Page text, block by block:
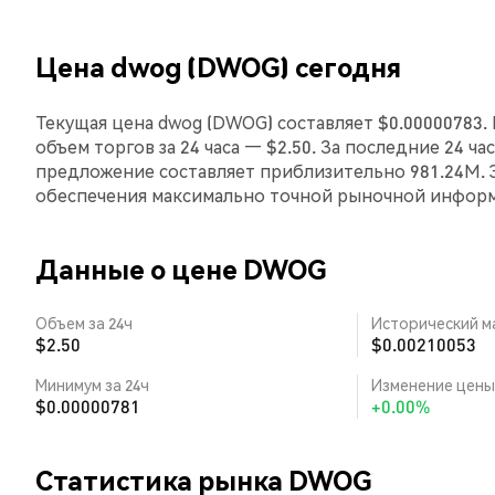
Цена dwog (DWOG) сегодня
Текущая цена dwog (DWOG) составляет
объем торгов за 24 часа — $2.50. За последние 24
предложение составляет приблизительно
обеспечения максимально точной рыночной
Данные о цене DWOG
Объем за 24ч
$2.50
Исторический
$0.00210053
Минимум за 24ч
$0.00000781
Изменение цены
+0.00%
Статистика рынка DWOG